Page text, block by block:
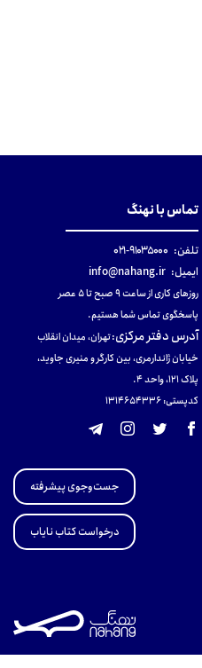
تماس با نهنگ
تلفن: ۹۱۰۳۵۰۰۰-۰۲۱
ایمیل: info@nahang.ir
روزهای کاری از ساعت ۹ صبح تا ۵ عصر
پاسخگوی تماس شما هستیم.
آدرس دفتر مرکزی:تهران، میدان انقلاب
خیابان ژاندارمری، بین کارگر و منیری جاوید،
پلاک 121، واحد ۴.
کدپستی: 131465433۶
جست‌وجوی پیشرفته
درخواست کتاب نایاب